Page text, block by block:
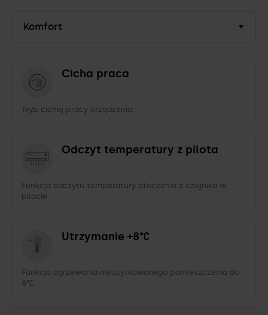
Komfort
Cicha praca
Tryb cichej pracy urządzenia.
Odczyt temperatury z pilota
Funkcja odczytu temperatury otoczenia z czujnika w
pilocie.
Utrzymanie +8°C
Funkcja ogrzewania nieużytkowanego pomieszczenia do
8°C.